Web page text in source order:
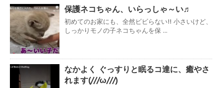
保護ネコちゃん、いらっしゃ～い♬
初めてのお家にも、全然ビビらない!! 小さいけど、
しっかりモノの子ネコちゃんを保 ...
なかよく ぐっすりと眠るコ達に、癒やさ
れます(///ω///)